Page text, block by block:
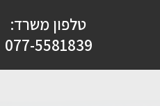
טלפון משרד:
077-5581839